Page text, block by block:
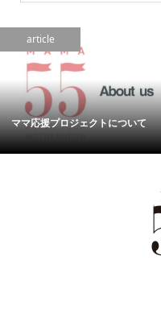
article
ママ応援プロジェクトについて